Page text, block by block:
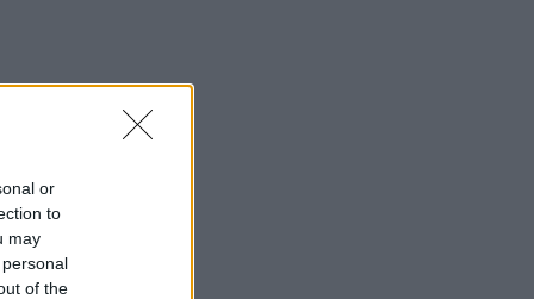
or
to
may
of the